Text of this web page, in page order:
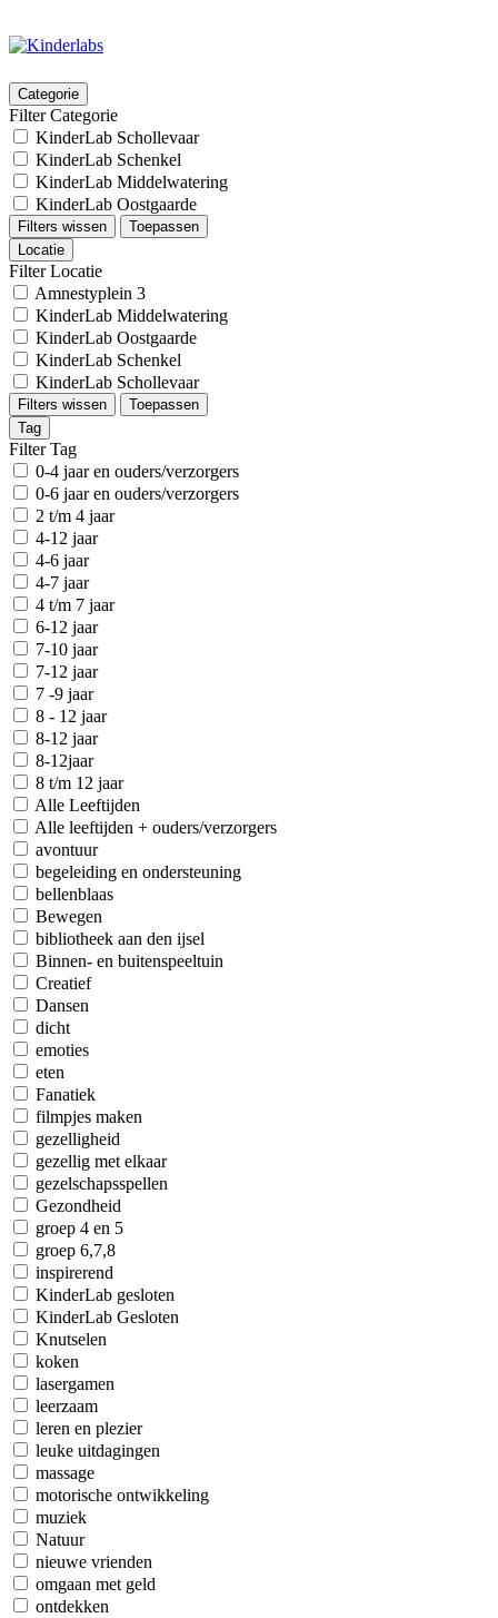
Categorie
Filter Categorie
KinderLab Schollevaar
KinderLab Schenkel
KinderLab Middelwatering
KinderLab Oostgaarde
Filters wissen
Toepassen
Locatie
Filter Locatie
Amnestyplein 3
KinderLab Middelwatering
KinderLab Oostgaarde
KinderLab Schenkel
KinderLab Schollevaar
Filters wissen
Toepassen
Tag
Filter Tag
0-4 jaar en ouders/verzorgers
0-6 jaar en ouders/verzorgers
2 t/m 4 jaar
4-12 jaar
4-6 jaar
4-7 jaar
4 t/m 7 jaar
6-12 jaar
7-10 jaar
7-12 jaar
7 -9 jaar
8 - 12 jaar
8-12 jaar
8-12jaar
8 t/m 12 jaar
Alle Leeftijden
Alle leeftijden + ouders/verzorgers
avontuur
begeleiding en ondersteuning
bellenblaas
Bewegen
bibliotheek aan den ijsel
Binnen- en buitenspeeltuin
Creatief
Dansen
dicht
emoties
eten
Fanatiek
filmpjes maken
gezelligheid
gezellig met elkaar
gezelschapsspellen
Gezondheid
groep 4 en 5
groep 6,7,8
inspirerend
KinderLab gesloten
KinderLab Gesloten
Knutselen
koken
lasergamen
leerzaam
leren en plezier
leuke uitdagingen
massage
motorische ontwikkeling
muziek
Natuur
nieuwe vrienden
omgaan met geld
ontdekken